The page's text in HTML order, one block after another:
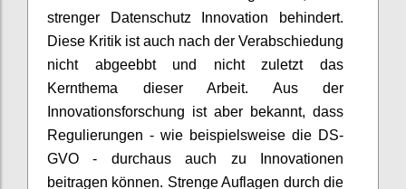
strenger Datenschutz Innovation behindert.
Diese Kritik ist auch nach der Verabschiedung
nicht abgeebbt und nicht zuletzt das
Kernthema dieser Arbeit. Aus der
Innovationsforschung ist aber bekannt, dass
Regulierungen - wie beispielsweise die DS-
GVO - durchaus auch zu Innovationen
beitragen können. Strenge Auflagen durch die